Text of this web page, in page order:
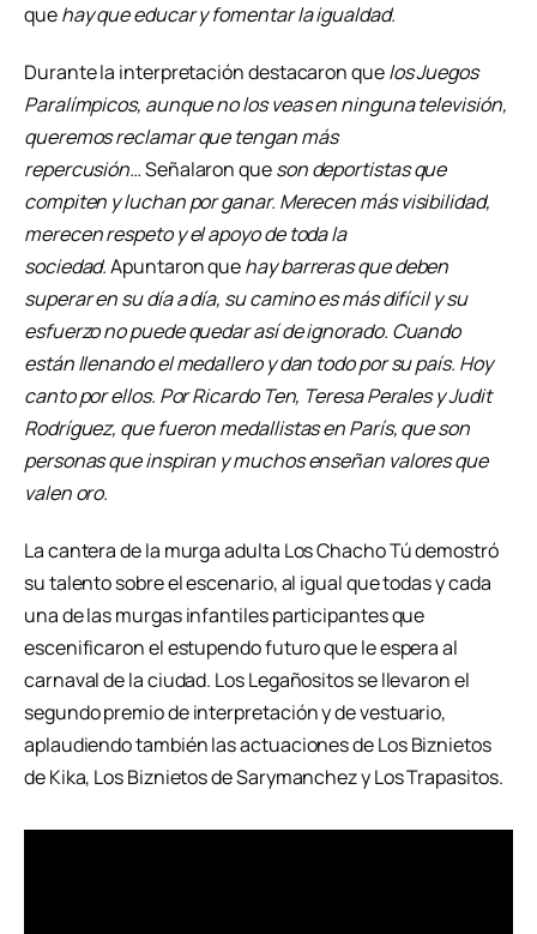
quehay que educar y fomentar la igualdad.
Durante la interpretación destacaron quelos Juegos
Paralímpicos, aunque no los veas en ninguna televisión,
queremos reclamar que tengan más
repercusión…Señalaron queson deportistas que
compiten y luchan por ganar. Merecen más visibilidad,
merecen respeto y el apoyo de toda la
sociedad.Apuntaron quehay barreras que deben
superar en su día a día, su camino es más difícil y su
esfuerzo no puede quedar así de ignorado. Cuando
están llenando el medallero y dan todo por su país. Hoy
canto por ellos. Por Ricardo Ten, Teresa Perales y Judit
Rodríguez, que fueron medallistas en París, que son
personas que inspiran y muchos enseñan valores que
valen oro.
La cantera de la murga adulta Los Chacho Tú demostró
su talento sobre el escenario, al igual que todas y cada
una de las murgas infantiles participantes que
escenificaron el estupendo futuro que le espera al
carnaval de la ciudad. Los Legañositos se llevaron el
segundo premio de interpretación y de vestuario,
aplaudiendo también las actuaciones de Los Biznietos
de Kika, Los Biznietos de Sarymanchez y Los Trapasitos.